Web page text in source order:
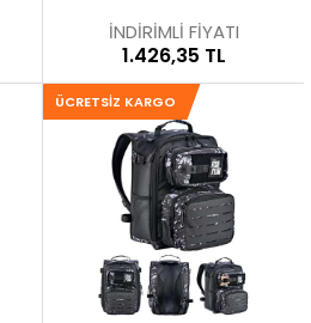
İNDİRİMLİ FİYATI
1.426,35 TL
ÜCRETSIZ KARGO